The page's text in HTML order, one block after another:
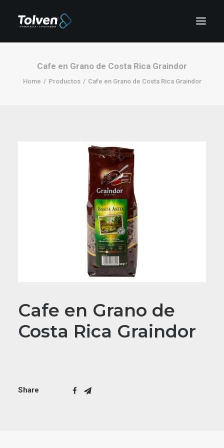
Cafe en Grano de Costa Rica Graindor
Home Productos Cafe en Grano de Costa Rica Graindor
Cafe en Grano de
Costa Rica Graindor
Share